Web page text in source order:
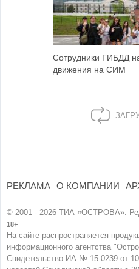
Сотрудники ГИБДД
движения на СИМ
РЕКЛАМА О КОМПАНИИ
© 2001 - 2026 ТИА «ОСТРОВА».
18+
На сайте распространяется
информационного агентства
Свидетельство ИА № 15-0239 от